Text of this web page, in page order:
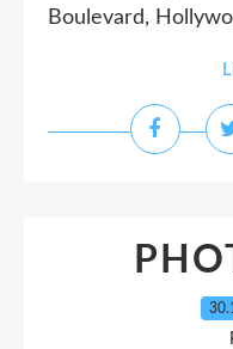
Boulevard,